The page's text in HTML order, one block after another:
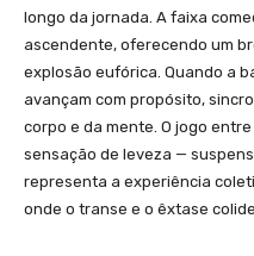
longo da jornada. A faixa
ascendente, oferecendo um
explosão eufórica. Quando a
avançam com propósito,
corpo e da mente. O jogo
sensação de leveza —
representa a experiência
onde o transe e o êxtase